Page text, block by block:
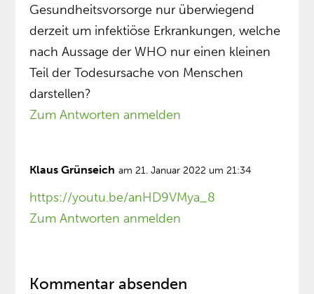
Gesundheitsvorsorge nur überwiegend
derzeit um infektiöse Erkrankungen, welche
nach Aussage der WHO nur einen kleinen
Teil der Todesursache von Menschen
darstellen?
Zum Antworten anmelden
Klaus Grünseich am 21. Januar 2022 um 21:34
https://youtu.be/anHD9VMya_8
Zum Antworten anmelden
Kommentar absenden